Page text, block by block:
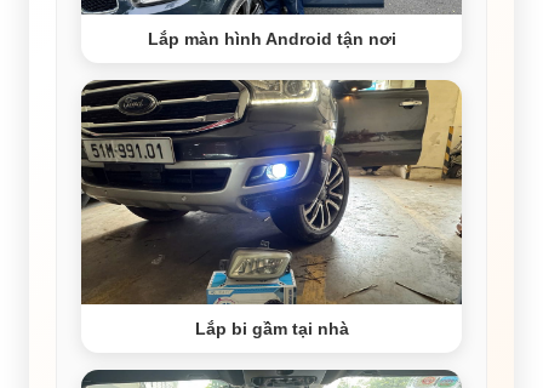
Lắp màn hình Android tận nơi
Lắp bi gầm tại nhà